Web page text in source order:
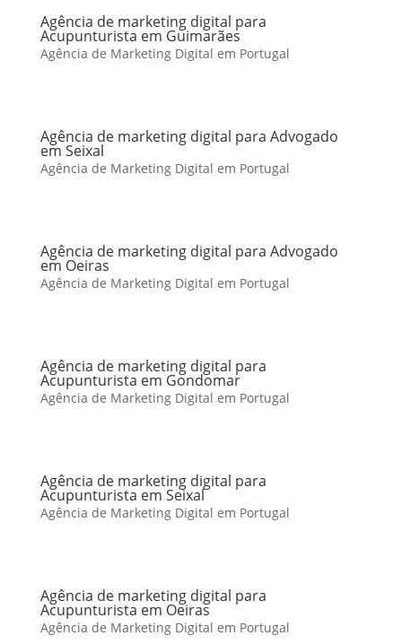
Agência de marketing digital para
Acupunturista em Guimarães
Agência de Marketing Digital em Portugal
Agência de marketing digital para Advogado
em Seixal
Agência de Marketing Digital em Portugal
Agência de marketing digital para Advogado
em Oeiras
Agência de Marketing Digital em Portugal
Agência de marketing digital para
Acupunturista em Gondomar
Agência de Marketing Digital em Portugal
Agência de marketing digital para
Acupunturista em Seixal
Agência de Marketing Digital em Portugal
Agência de marketing digital para
Acupunturista em Oeiras
Agência de Marketing Digital em Portugal